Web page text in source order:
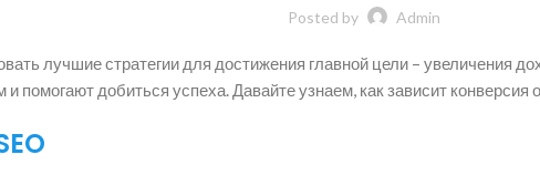
Posted by Admin
лучшие стратегии для достижения главной цели – увеличения
помогают добиться успеха. Давайте узнаем, как зависит конверсия